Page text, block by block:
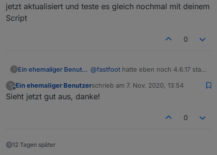
jetzt aktualisiert und teste es gleich nochmal mit deinem
Script
0
? Ein ehemaliger Benutzer @fastfoot hatte eben noch 4.6.17 statt
das es Probleme nach Update auf den
4.8.4 gab und ich bislang keine Zeit
wirklich Probleme gibt...hab ihn jetzt
?
Offline
Ein ehemaliger Benutzerschrieb am 7. Nov. 2020, 13:54
zuletzt editiert von
Sieht jetzt gut aus, danke!
0
12 Tagen später